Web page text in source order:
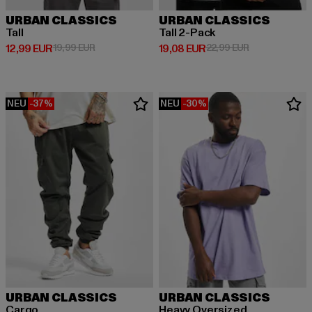
URBAN CLASSICS
Tall
12,99 EUR
Derzeitiger Preis: 12,99 EUR
19,99 EURAktionspreis: 19,99 EUR
URBAN CLASSICS
Tall 2-Pack
19,08 EUR
Derzeitiger Preis: 19,08 EUR
22,99 EURAktionspreis:
NEU -37%
URBAN CLASSICS
NEU -30%
URBAN CLASSICS